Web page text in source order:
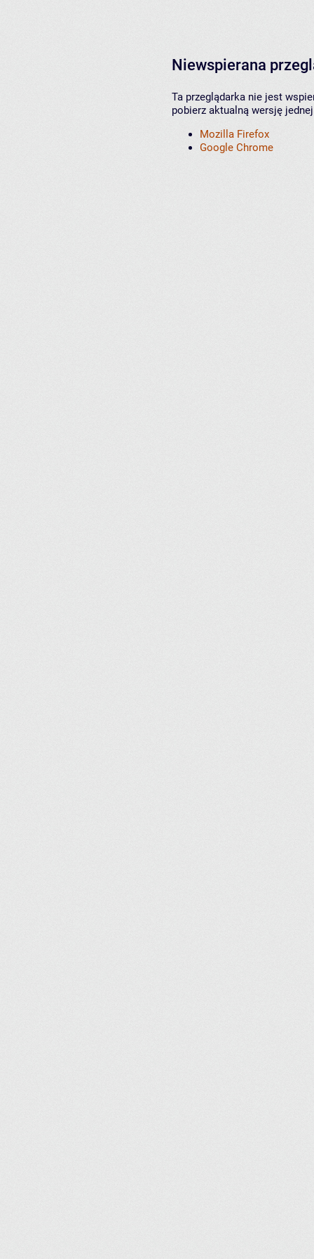
Niewspierana
Ta przeglądarka nie jest
pobierz aktualną wersję
Mozilla Firefox
Google Chrome